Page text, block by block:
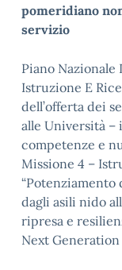
pomeridiano
servizio
Piano Nazionale
Istruzione E
dell’offerta dei
alle Università –
competenze e
Missione 4 –
“Potenziamento
dagli asili nido
ripresa e
Next Generation